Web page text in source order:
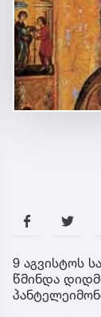
9 აგვისტოს
წმინდა